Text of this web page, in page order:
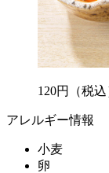
120円 （税込
アレルギー情報
小麦
卵